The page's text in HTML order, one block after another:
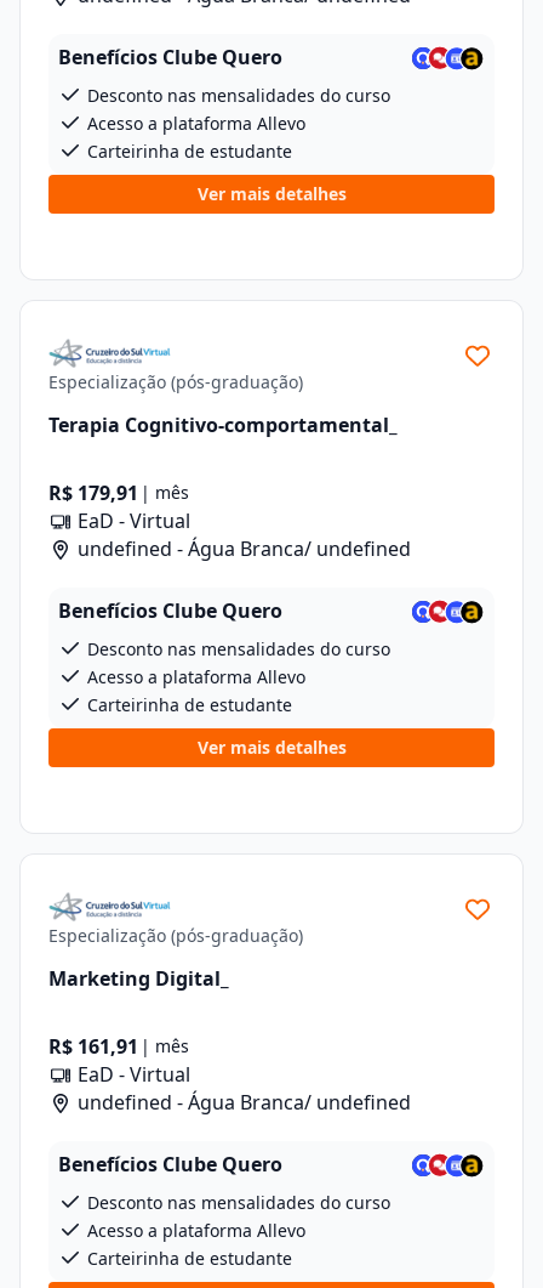
Benefícios Clube Quero
Desconto nas mensalidades do curso
Acesso a plataforma Allevo
Carteirinha de estudante
Ver mais detalhes
Especialização (pós-graduação)
Terapia Cognitivo-comportamental_
R$ 179,91 | mês
EaD - Virtual
undefined - Água Branca/ undefined
Benefícios Clube Quero
Desconto nas mensalidades do curso
Acesso a plataforma Allevo
Carteirinha de estudante
Ver mais detalhes
Especialização (pós-graduação)
Marketing Digital_
R$ 161,91 | mês
EaD - Virtual
undefined - Água Branca/ undefined
Benefícios Clube Quero
Desconto nas mensalidades do curso
Acesso a plataforma Allevo
Carteirinha de estudante